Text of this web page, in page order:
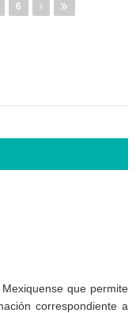
6
que permite
correspondiente a